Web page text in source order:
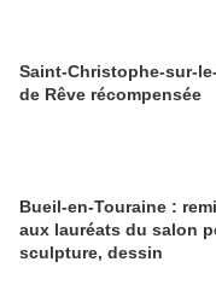
Saint-Christophe-sur-
de Rêve récompensée
Bueil-en-Touraine :
aux lauréats du salon
sculpture, dessin